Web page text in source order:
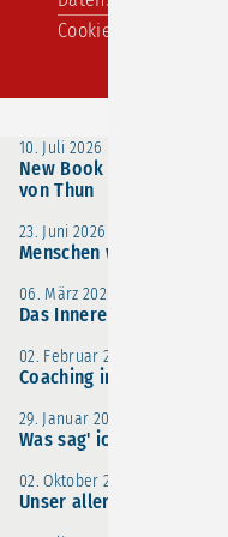
Cookie-Einstellungen
10. Juli 2026
New Book by Bernhard
von Thun
23. Juni 2026
Menschen wirksam
06. März 2026
Das Innere Team für
02. Februar 2026
Coaching in Zeiten von
29. Januar 2026
Was sag' ich (nicht) im
02. Oktober 2025
Unser aller Denken ist